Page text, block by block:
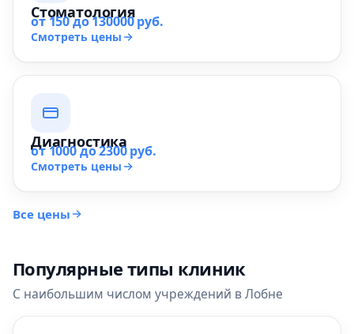
Стоматология
от 150 до 130000 руб.
Смотреть цены
Диагностика
от 1000 до 2300 руб.
Смотреть цены
Все цены
Популярные типы клиник
С наибольшим числом учреждений в Лобне